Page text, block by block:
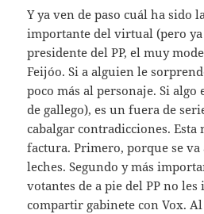
Y ya ven de paso cuál ha sido
importante del virtual (pero
presidente del PP, el muy
Feijóo. Si a alguien le
poco más al personaje. Si algo
de gallego), es un fuera de
cabalgar contradicciones. Esta
factura. Primero, porque se
leches. Segundo y más
votantes de a pie del PP no
compartir gabinete con Vox.